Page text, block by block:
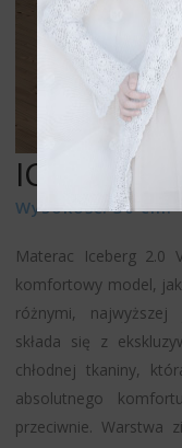
ICEBERG
Wysokość: 30 cm.
Materac Iceberg 2.0
komfortowy model,
różnymi,
składa się z
chłodnej tkaniny,
absolutnego
przeciwnie. Warstwa